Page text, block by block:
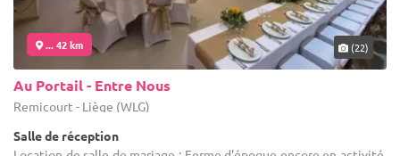
... 42 km (22)
Au Portail - Entre Nous
Remicourt - Liège (WLG)
Salle de réception